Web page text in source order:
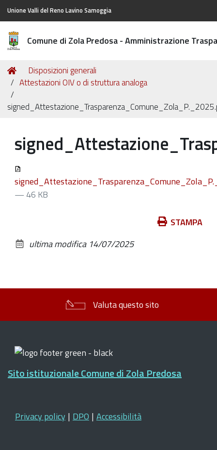
Unione Valli del Reno Lavino Samoggia
Comune di Zola Predosa - Amministrazione
Tu
sei
qui:
Home
Disposizioni generali
Attestazioni OIV o di struttura analoga
— 46 KB
documento
STAMPA
ultima modifica 14/07/2025
Valuta questo sito
Sito istituzionale Comune di Zola Predosa
Privacy policy | DPO | Accessibilità